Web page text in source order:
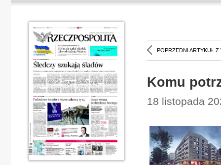
POPRZEDNI ARTYKUŁ Z
Komu
18 listopada